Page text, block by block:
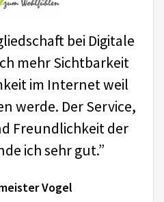
bei Digitale
mehr Sichtbarkeit
im Internet weil
werde. Der Service,
Freundlichkeit der
ich sehr gut.”
Vogel